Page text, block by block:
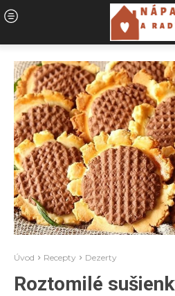
Úvod Recepty Dezerty
Roztomilé